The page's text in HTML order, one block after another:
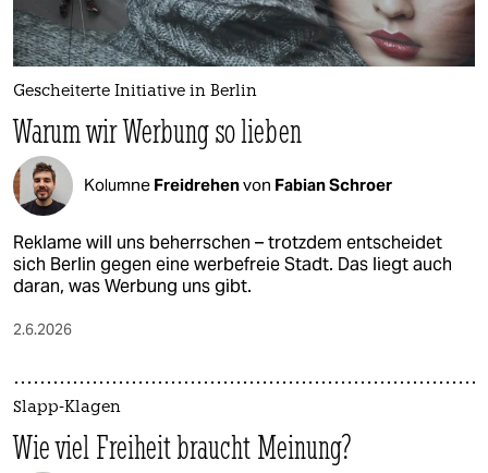
Gescheiterte Initiative in Berlin
Warum wir Werbung so lieben
Kolumne Freidrehenvon Fabian Schroer
Reklame will uns beherrschen – trotzdem entscheidet
sich Berlin gegen eine werbefreie Stadt. Das liegt auch
daran, was Werbung uns gibt.
2.6.2026
Slapp-Klagen
Wie viel Freiheit braucht Meinung?